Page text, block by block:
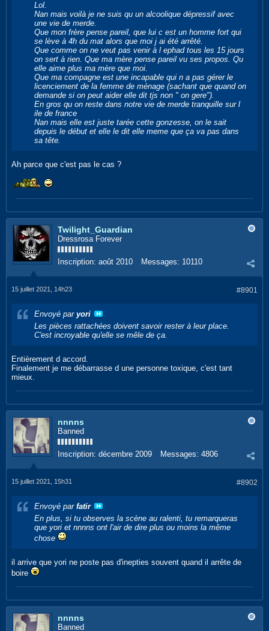
Lol.
Nan mais voilà je ne suis qu un alcoolique dépressif avec
une vie de merde.
Que mon frère pense pareil, que lui c est un homme fort qui
se lève à 4h du mat alors que moi j ai été arrêté.
Que comme on ne veut pas venir à l ephad tous les 15 jours
on sert à rien. Que ma mère pense pareil vu ses propos. Qu
elle aime plus ma mère que moi.
Que ma compagne est une incapable qui n a pas gérer le
licenciement de la femme de ménage (sachant que quand on
demande si on peut aider elle dit tjs non " on gere").
En gros qu on reste dans notre vie de merde tranquille sur l
ile de france
Nan mais elle est juste tarée cette gonzesse, on le sait
depuis le début et elle le dit elle meme que ça va pas dans
sa tête.
Ah parce que c'est pas le cas ?
Twilight_Guardian
Dressrosa Forever
Inscription: août 2010 Messages: 10110
#8901
15 juillet 2021, 14h23
Envoyé par yori
Les pièces rattachées doivent savoir rester à leur place.
C'est incroyable qu'elle se mêle de ça.
Entièrement d accord.
Finalement je me débarrasse d une personne toxique, c'est tant
mieux.
nnnns
Banned
Inscription: décembre 2009 Messages: 4806
#8902
15 juillet 2021, 15h31
Envoyé par fatir
En plus, si tu observes la scène au ralenti, tu remarqueras
que yori et nnnns ont l'air de dire plus ou moins la même
chose
il arrive que yori ne poste pas d'inepties souvent quand il arrête de
boire
nnnns
Banned